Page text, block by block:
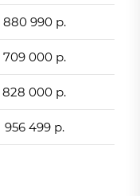
880 990 р.
709 000 р.
828 000 р.
956 499 р.